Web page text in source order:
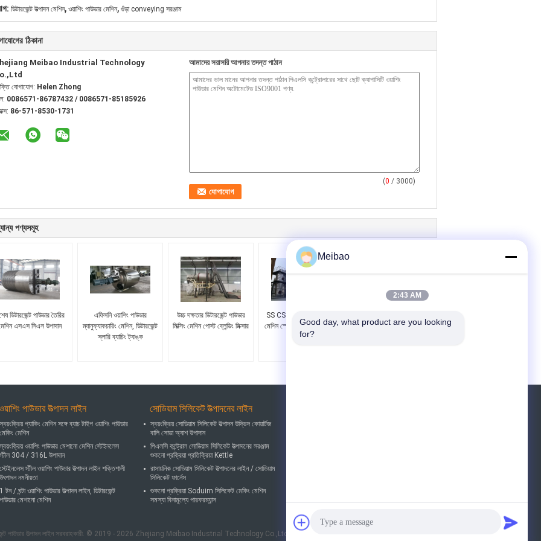
ডিটারজেন্ট উত্পাদন মেশিন, ওয়াশিং পাউডার মেশিন, গুঁড়া conveying সরঞ্জাম
ঠিকানা
Meibao Industrial Technology
যোগাযোগ: Helen Zhong
0086571-86787432 / 0086571-85185926
86-571-8530-1731
আমাদের সরাসরি আপনার তদন্ত পাঠান
(0 / 3000)
পণ্যসমূহ
ডিটারজেন্ট পাউডার তৈরির
এসএস সিএস উপাদান
এফিসনি ওয়াশিং পাউডার
ম্যানুফ্যাকচারিং মেশিন, ডিটারজেন্ট
স্লারি ব্যাচিং ট্যাঙ্ক
উচ্চ দক্ষতার ডিটারজেন্ট পাউডার
মিক্সিং মেশিন পোস্ট ব্লেন্ডিং মিক্সার
SS CS ওয়াশিং পাউডার মেকিং
মেশিন স্প্রে প্রক্রিয়া সাইক্লোন
ডিডাস্টার
উত্পাদন মেশিন
পাউডার উত্পাদন লাইন
স্বয়ংক্রিয় প্যাকিং মেশিন সঙ্গে ব্যাচ টাইপ ওয়াশিং পাউডার
মেকিং মেশিন
স্বয়ংক্রিয় ওয়াশিং পাউডার মেশানো মেশিন স্টেইনলেস
স্টীল 304 / 316L উপাদান
স্টেইনলেস স্টীল ওয়াশিং পাউডার উত্পাদন লাইন শক্তিশালী
উৎপাদন নমনীয়তা
1 টন / ঘন্টা ওয়াশিং পাউডার উত্পাদন লাইন, ডিটারজেন্ট
পাউডার মেশানো মেশিন
সোডিয়াম সিলিকেট উত্পাদনের লাইন
স্বয়ংক্রিয় সোডিয়াম সিলিকেট উত্পাদন উদ্ভিদ কোয়ার্টজ
বালি সোডা অ্যাশ উপাদান
পিএলসি কন্ট্রোল সোডিয়াম সিলিকেট উত্পাদনের সরঞ্জাম
শুকনো প্রক্রিয়া প্রতিক্রিয়া Kettle
রাসায়নিক সোডিয়াম সিলিকেট উত্পাদনের লাইন / সোডিয়াম
সিলিকেট ফার্নেস
শুকনো প্রক্রিয়া Soduim সিলিকেট মেকিং মেশিন
সমস্যা বিনামূল্যে পারফরম্যান্স
পাউডার উত্পাদন লাইন সরবরাহকারী. © 2019 - 2026 Zhejiang Meibao Industrial Technology Co.,Ltd. All Rights Reserved.
Meibao
2:43 AM
Good day, what product are you looking
for?